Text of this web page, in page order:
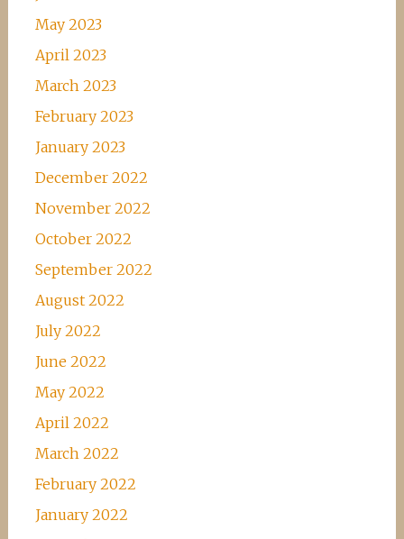
May 2023
April 2023
March 2023
February 2023
January 2023
December 2022
November 2022
October 2022
September 2022
August 2022
July 2022
June 2022
May 2022
April 2022
March 2022
February 2022
January 2022